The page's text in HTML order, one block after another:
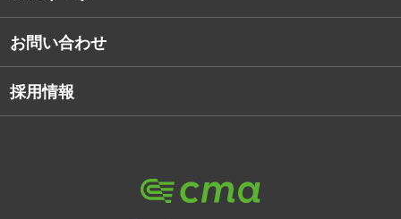
お問い合わせ
採用情報